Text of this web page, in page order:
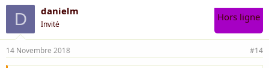
D danielm
Invité
Hors ligne
14 Novembre 2018 #14